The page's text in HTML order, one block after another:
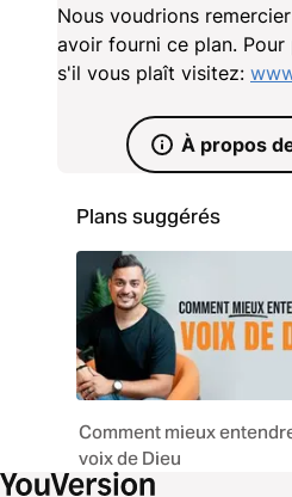
Nous voudrions
avoir fourni ce plan.
s'il vous plaît visitez:
À propos
Plans suggérés
Comment mieux
voix de Dieu